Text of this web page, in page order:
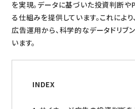
を実現。データに基づいた投資判断や
る仕組みを提供しています。これによ
広告運用から、科学的なデータドリブ
います。
INDEX